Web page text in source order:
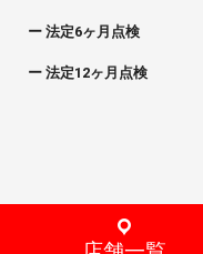
ー 法定6ヶ月点検
ー 法定12ヶ月点検
Copyright © 石川県小松市・能